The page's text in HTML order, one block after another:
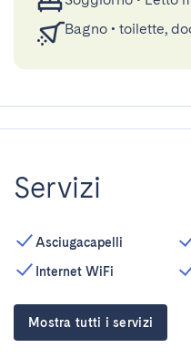
Bagno • toilette,
Servizi
Asciugacapelli
Internet WiFi
Mostra tutti i servizi